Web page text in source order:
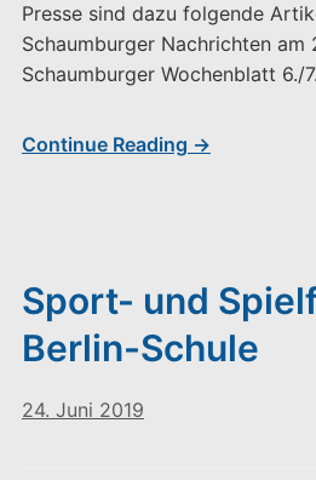
Presse sind dazu folgende
Schaumburger Nachrichten am
Schaumburger Wochenblatt 6./
Continue Reading →
Sport- und
Berlin-Schule
24. Juni 2019